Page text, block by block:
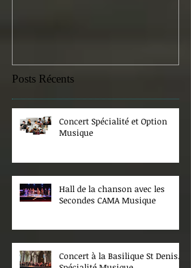
Posts Récents
Concert Spécialité et Option
Musique
Hall de la chanson avec les
Secondes CAMA Musique
Concert à la Basilique St Denis.